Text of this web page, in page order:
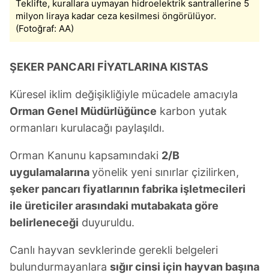
Teklifte, kurallara uymayan hidroelektrik santrallerine 5
milyon liraya kadar ceza kesilmesi öngörülüyor.
(Fotoğraf: AA)
ŞEKER PANCARI FİYATLARINA KISTAS
Küresel iklim değişikliğiyle mücadele amacıyla
Orman Genel Müdürlüğünce karbon yutak
ormanları kurulacağı paylaşıldı.
Orman Kanunu kapsamındaki 2/B
uygulamalarınayönelik yeni sınırlar çizilirken,
şeker pancarı fiyatlarının fabrika işletmecileri
ile üreticiler arasındaki mutabakata göre
belirleneceği duyuruldu.
Canlı hayvan sevklerinde gerekli belgeleri
bulundurmayanlara sığır cinsi için hayvan başına